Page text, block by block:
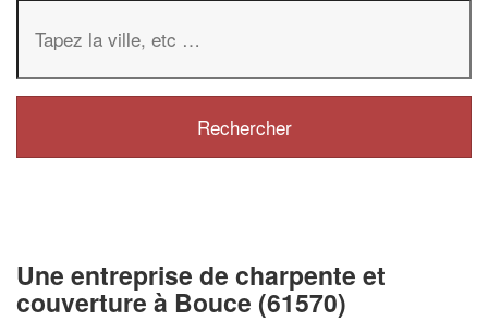
Une entreprise de charpente et
couverture à Bouce (61570)
✕
Vous êtes
vosmarges
nouveaux clients